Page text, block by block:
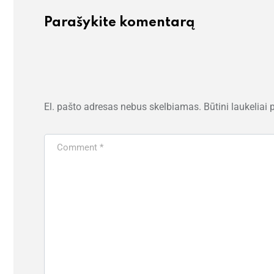
Parašykite komentarą
El. pašto adresas nebus skelbiamas. Būtini laukeliai